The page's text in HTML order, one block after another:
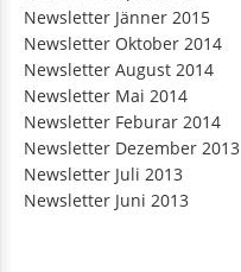
Newsletter Jänner 2015
Newsletter Oktober 2014
Newsletter August 2014
Newsletter Mai 2014
Newsletter Feburar 2014
Newsletter Dezember 2013
Newsletter Juli 2013
Newsletter Juni 2013